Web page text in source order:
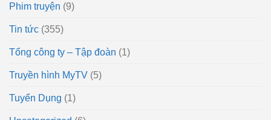
Phim truyện (9)
Tin tức (355)
Tổng công ty – Tập đoàn (1)
Truyền hình MyTV (5)
Tuyển Dụng (1)